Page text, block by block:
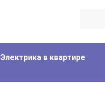
Электрика в квартире